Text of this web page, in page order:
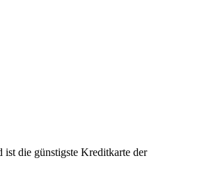
ist die günstigste Kreditkarte der